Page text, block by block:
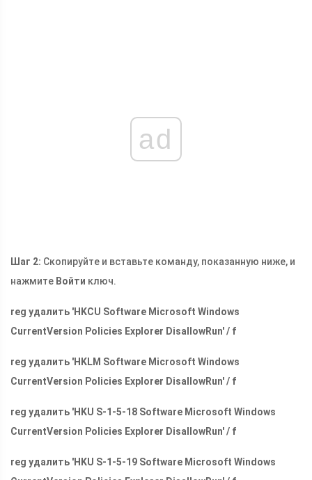
ad
Шаг 2: Скопируйте и вставьте команду, показанную ниже, и
нажмите Войти ключ.
reg удалить 'HKCU Software Microsoft Windows
CurrentVersion Policies Explorer DisallowRun' / f
reg удалить 'HKLM Software Microsoft Windows
CurrentVersion Policies Explorer DisallowRun' / f
reg удалить 'HKU S-1-5-18 Software Microsoft Windows
CurrentVersion Policies Explorer DisallowRun' / f
reg удалить 'HKU S-1-5-19 Software Microsoft Windows